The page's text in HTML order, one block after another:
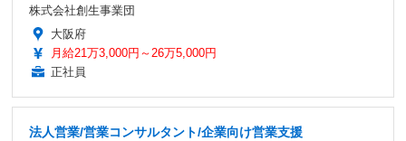
株式会社創生事業団
大阪府
月給21万3,000円～26万5,000円
正社員
法人営業/営業コンサルタント/企業向け営業支援